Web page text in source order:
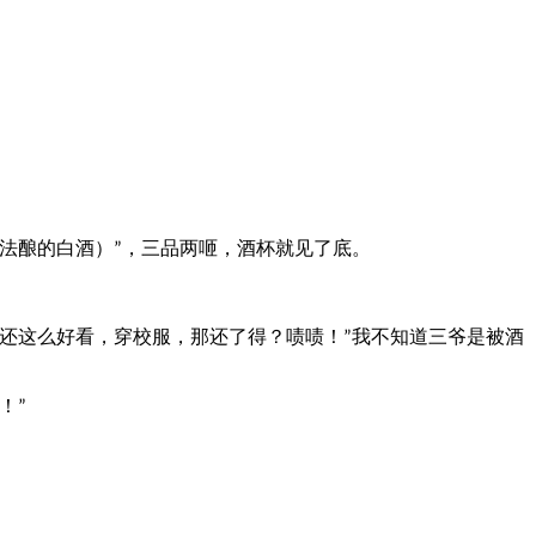
酿的白酒） ” ，三品两咂，酒杯就见了底。
这么好看，穿校服，那还了得？啧啧！ ”我不知道三爷是被酒
”